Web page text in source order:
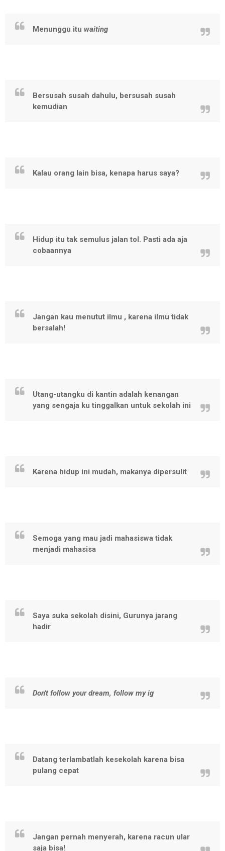
Menunggu itu waiting
Bersusah susah dahulu, bersusah susah
kemudian
Kalau orang lain bisa, kenapa harus saya?
Hidup itu tak semulus jalan tol. Pasti ada aja
cobaannya
Jangan kau menutut ilmu , karena ilmu tidak
bersalah!
Utang-utangku di kantin adalah kenangan
yang sengaja ku tinggalkan untuk sekolah ini
Karena hidup ini mudah, makanya dipersulit
Semoga yang mau jadi mahasiswa tidak
menjadi mahasisa
Saya suka sekolah disini, Gurunya jarang
hadir
Don't follow your dream, follow my ig
Datang terlambatlah kesekolah karena bisa
pulang cepat
Jangan pernah menyerah, karena racun ular
saja bisa!